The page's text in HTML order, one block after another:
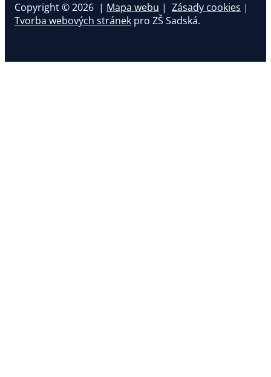
Copyright © 2026 | Mapa webu | Zásady cookies |
Tvorba webových stránek pro ZŠ Sadská.